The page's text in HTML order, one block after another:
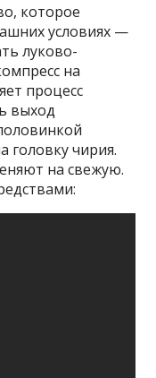
которое
условиях —
луково-
на
процесс
выход
головку чирия.
на свежую.